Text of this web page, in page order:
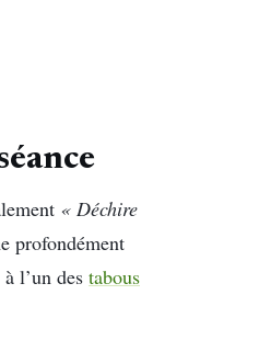
« Déchire
profondément
l’un des tabous